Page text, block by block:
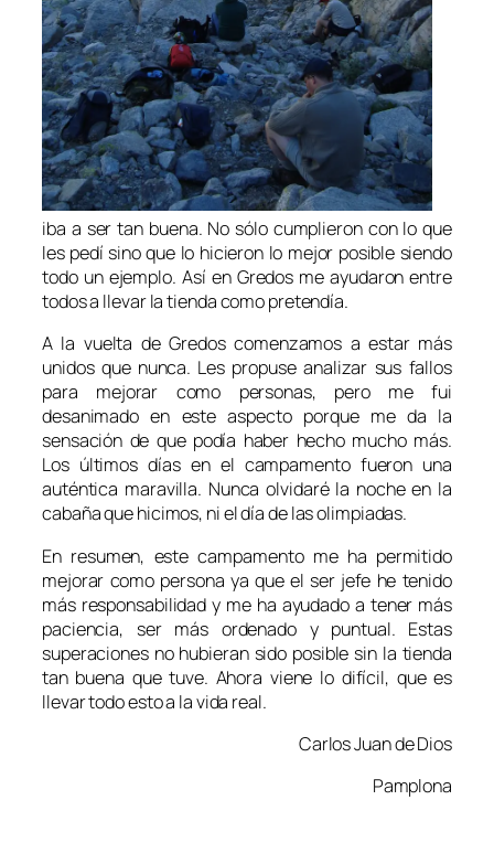
iba a ser tan buena. No sólo cumplieron con lo que
les pedí sino que lo hicieron lo mejor posible siendo
todo un ejemplo. Así en Gredos me ayudaron entre
todos a llevar la tienda como pretendía.
A la vuelta de Gredos comenzamos a estar más
unidos que nunca. Les propuse analizar sus fallos
para mejorar como personas, pero me fui
desanimado en este aspecto porque me da la
sensación de que podía haber hecho mucho más.
Los últimos días en el campamento fueron una
auténtica maravilla. Nunca olvidaré la noche en la
cabaña que hicimos, ni el día de las olimpiadas.
En resumen, este campamento me ha permitido
mejorar como persona ya que el ser jefe he tenido
más responsabilidad y me ha ayudado a tener más
paciencia, ser más ordenado y puntual. Estas
superaciones no hubieran sido posible sin la tienda
tan buena que tuve. Ahora viene lo difícil, que es
llevar todo esto a la vida real.
Carlos Juan de Dios
Pamplona